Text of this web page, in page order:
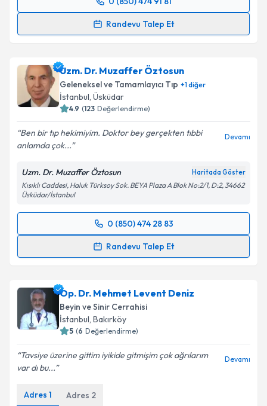
Randevu Talep Et
Randevu Takvimi Talebi
için bir takvim hazırlandığında e-posta ile
bilgilendireceğiz.
E-posta Adresiniz
Kişisel verilerimin işlenmesine ilişkin
Metni'ni okudum ve kişisel verilerimin belirtilen
kapsamda işlenmesini kabul ediyorum.
Takvim Talebini Gönder
Uzm. Dr. Muzaffer Öztosun
Geleneksel ve Tamamlayıcı Tıp +1diğer
İstanbul, Üsküdar
4.9 (123 Değerlendirme)
Ben bir tıp hekimiyim. Doktor bey gerçekten tıbbi
anlamda çok...
Devamı
Uzm. Dr. Muzaffer Öztosun Haritada Göster
Kısıklı Caddesi, Haluk Türksoy Sok. BEYA Plaza A Blok No:2/1, D:2, 34662
Üsküdar/İstanbul
0 (850) 474 28 83
Randevu Talep Et
Randevu Takvimi Talebi
için bir takvim hazırlandığında e-posta ile
bilgilendireceğiz.
E-posta Adresiniz
Metni 'ni okudum ve kişisel verilerimin belirtilen
Op. Dr. Mehmet Levent Deniz
Beyin ve Sinir Cerrahisi
İstanbul, Bakırköy
5 (6 Değerlendirme)
Tavsiye üzerine gittim iyikide gitmişim çok ağrılarım
var dı bu...
Devamı
Adres 1 Adres 2